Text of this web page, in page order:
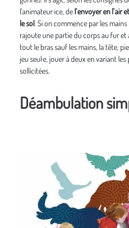
l'animateur·ice, de l’envoyer en l’air
le sol. Si on commence par les
rajoute une partie du corps au fur et
tout le bras sauf les mains, la tête,
jeu seul·e, jouer à deux en variant
sollicitées.
Déambulation